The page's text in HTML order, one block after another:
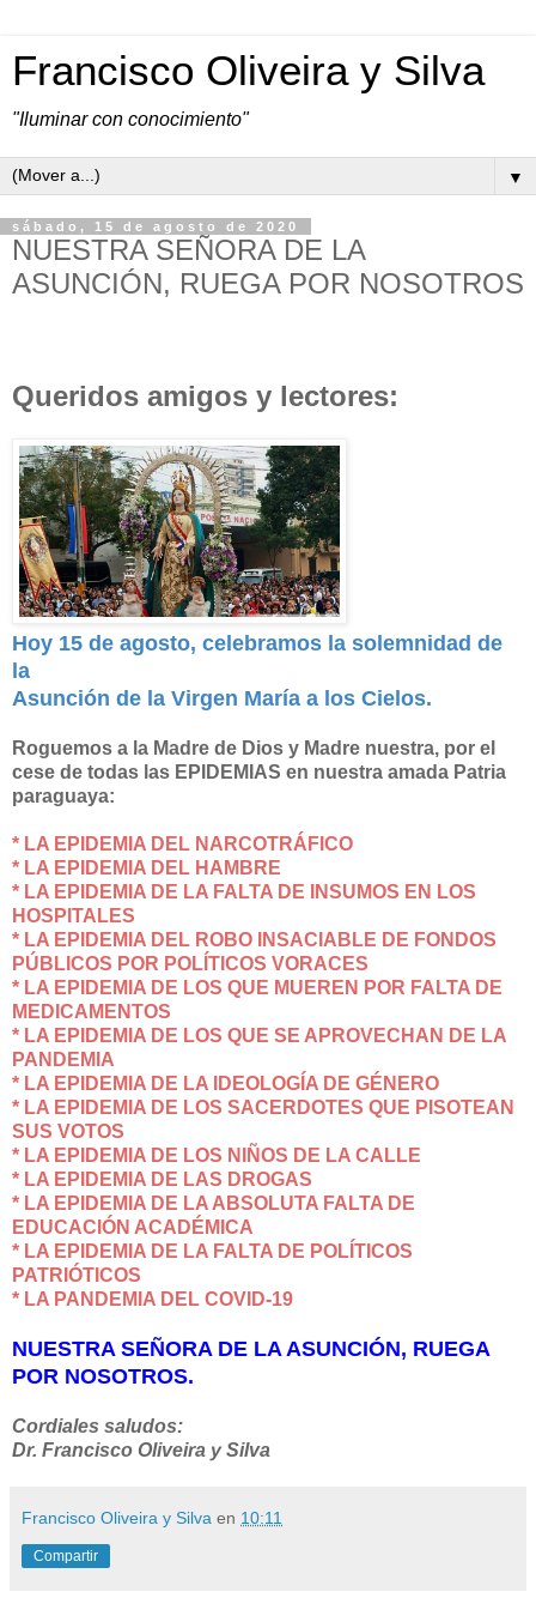
Francisco Oliveira y Silva
"Iluminar con conocimiento"
▼
sábado, 15 de agosto de 2020
NUESTRA SEÑORA DE LA
ASUNCIÓN, RUEGA POR NOSOTROS
Queridos amigos y lectores:
Hoy 15 de agosto, celebramos la solemnidad de
la
Asunción de la Virgen María a los Cielos.
Roguemos a la Madre de Dios y Madre nuestra, por el
cese de todas las EPIDEMIAS en nuestra amada Patria
paraguaya:
* LA EPIDEMIA DEL NARCOTRÁFICO
* LA EPIDEMIA DEL HAMBRE
* LA EPIDEMIA DE LA FALTA DE INSUMOS EN LOS
HOSPITALES
* LA EPIDEMIA DEL ROBO INSACIABLE DE FONDOS
PÚBLICOS POR POLÍTICOS VORACES
* LA EPIDEMIA DE LOS QUE MUEREN POR FALTA DE
MEDICAMENTOS
* LA EPIDEMIA DE LOS QUE SE APROVECHAN DE LA
PANDEMIA
* LA EPIDEMIA DE LA IDEOLOGÍA DE GÉNERO
* LA EPIDEMIA DE LOS SACERDOTES QUE PISOTEAN
SUS VOTOS
* LA EPIDEMIA DE LOS NIÑOS DE LA CALLE
* LA EPIDEMIA DE LAS DROGAS
* LA EPIDEMIA DE LA ABSOLUTA FALTA DE
EDUCACIÓN ACADÉMICA
* LA EPIDEMIA DE LA FALTA DE POLÍTICOS
PATRIÓTICOS
* LA PANDEMIA DEL COVID-19
NUESTRA SEÑORA DE LA ASUNCIÓN, RUEGA
POR NOSOTROS.
Cordiales saludos:
Dr. Francisco Oliveira y Silva
Francisco Oliveira y Silva en 10:11
Compartir